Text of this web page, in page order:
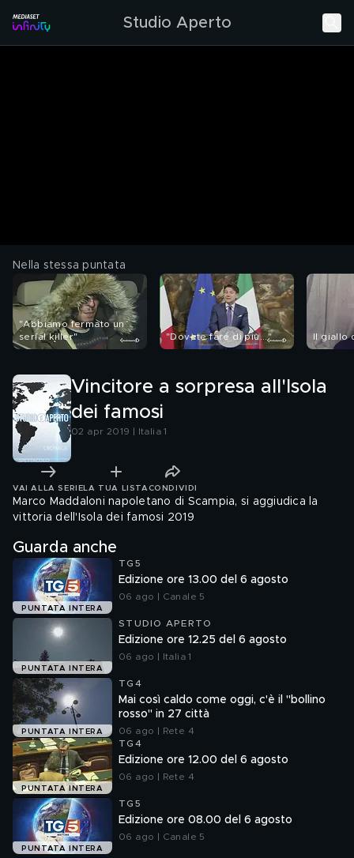
Studio Aperto
Nella stessa puntata
"Abbiamo fermato un
serial killer"
"Dovete fare di più..." Il giallo
Vincitore a sorpresa all'Isola
dei famosi
02 apr 2019 | Italia 1
VAI ALLA SERIE LA TUA LISTA CONDIVIDI
Marco Maddaloni napoletano di Scampia, si aggiudica la
vittoria dell'Isola dei famosi 2019
Guarda anche
PUNTATA INTERA
TG5
Edizione ore 13.00 del 6 agosto
06 ago | Canale 5
PUNTATA INTERA
STUDIO APERTO
Edizione ore 12.25 del 6 agosto
06 ago | Italia 1
PUNTATA INTERA
TG4
Mai così caldo come oggi, c'è il "bollino
rosso" in 27 città
06 ago | Rete 4
PUNTATA INTERA
TG4
Edizione ore 12.00 del 6 agosto
06 ago | Rete 4
PUNTATA INTERA
TG5
Edizione ore 08.00 del 6 agosto
06 ago | Canale 5